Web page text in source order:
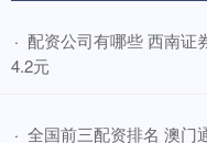
· 配资公司有哪些 西南证
4.2元
· 全国前三配资排名 澳门